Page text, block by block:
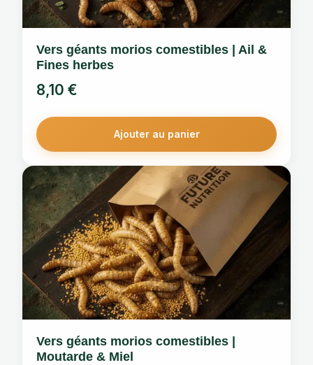
Vers géants morios comestibles | Ail &
Fines herbes
8,10 €
Ajouter au panier
Vers géants morios comestibles |
Moutarde & Miel